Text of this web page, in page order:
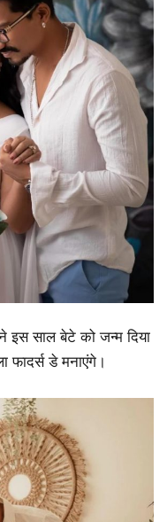
इस साल बेटे को जन्म दिया
फादर्स डे मनाएंगे।